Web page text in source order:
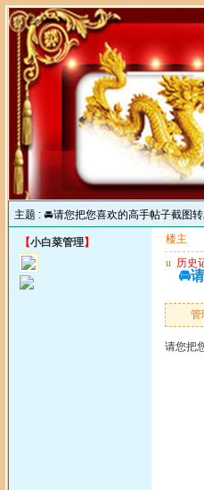
主题 : 🚘请您把您喜欢的高手帖子截图
【小白菜管理】
楼主
u 历史
🚘
管
请您把